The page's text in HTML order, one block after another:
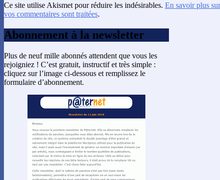
Ce site utilise Akismet pour réduire les indésirables. En savoir plus
vos commentaires sont traitées.
Abonnement à la newsletter
Plus de neuf mille abonnés attendent que vous les
rejoigniez ! C’est gratuit, instructif et très simple :
cliquez sur l’image ci-dessous et remplissez le
formulaire d’abonnement.